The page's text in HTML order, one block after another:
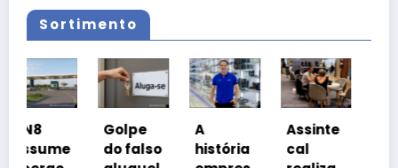
Sortimento
Golpe
do falso
A
história
cal
Coalizã
Prosper